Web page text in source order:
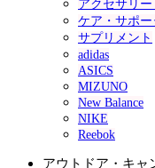
アクセサリ
ケア・サポー
サプリメント
adidas
ASICS
MIZUNO
New Balance
NIKE
Reebok
アウトドア・キャ